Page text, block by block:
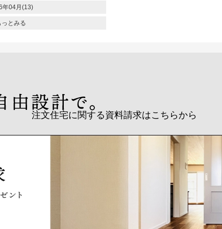
年04月(13)
っとみる
注文住宅に関する資料請求はこちらから